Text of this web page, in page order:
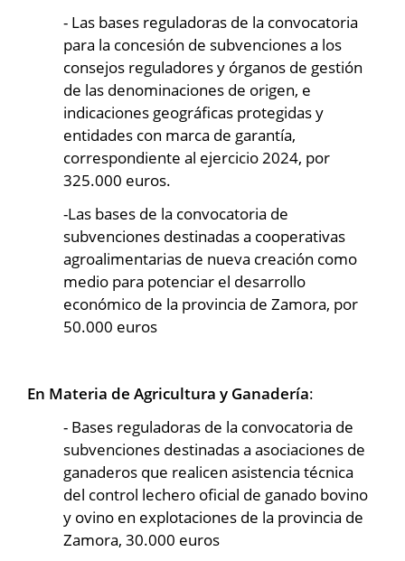
- Las bases reguladoras de la convocatoria
para la concesión de subvenciones a los
consejos reguladores y órganos de gestión
de las denominaciones de origen, e
indicaciones geográficas protegidas y
entidades con marca de garantía,
correspondiente al ejercicio 2024, por
325.000 euros.
-Las bases de la convocatoria de
subvenciones destinadas a cooperativas
agroalimentarias de nueva creación como
medio para potenciar el desarrollo
económico de la provincia de Zamora, por
50.000 euros
En Materia de Agricultura y Ganadería:
- Bases reguladoras de la convocatoria de
subvenciones destinadas a asociaciones de
ganaderos que realicen asistencia técnica
del control lechero oficial de ganado bovino
y ovino en explotaciones de la provincia de
Zamora, 30.000 euros